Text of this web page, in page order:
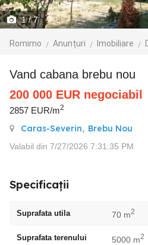
1/ 7
Romimo Anunțuri Imobiliare
vand cabana brebu nou
200 000 EUR negociabil
2857 EUR/m2
Caras-Severin, Brebu Nou
Valabil din 7/27/2026 7:31:35 PM
Specificații
Suprafata utila 70 m2
Suprafata terenului 5000 m2